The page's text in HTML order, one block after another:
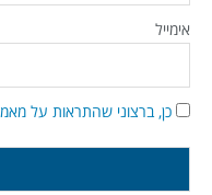
אימייל
כן, ברצוני שהתראות על